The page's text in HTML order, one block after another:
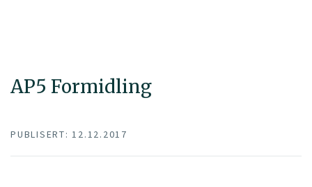
AP5 Formidling
PUBLISERT: 12.12.2017